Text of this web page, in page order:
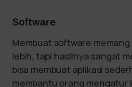
Software
Membuat software
lebih, tapi hasilnya sangat
bisa membuat aplikasi
membantu orang mengatur